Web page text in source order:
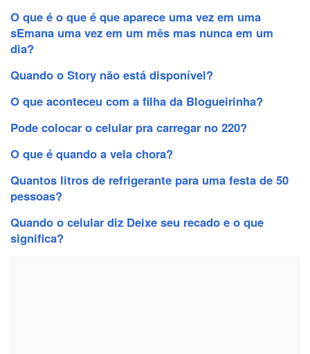
O que é o que é que aparece uma vez em uma
sEmana uma vez em um mês mas nunca em um
dia?
Quando o Story não está disponível?
O que aconteceu com a filha da Blogueirinha?
Pode colocar o celular pra carregar no 220?
O que é quando a vela chora?
Quantos litros de refrigerante para uma festa de 50
pessoas?
Quando o celular diz Deixe seu recado e o que
significa?